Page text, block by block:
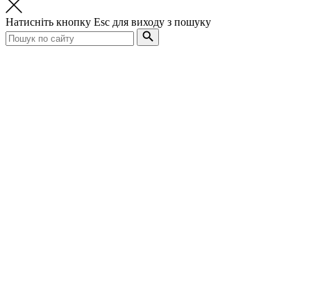
Натисніть кнопку Esc для виходу з пошуку